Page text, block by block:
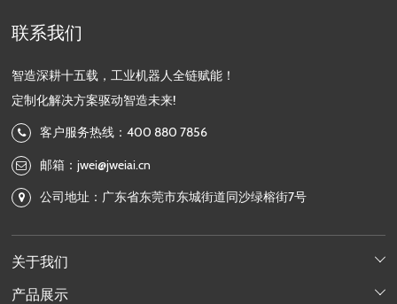
联系我们
智造深耕十五载，工业机器人全链赋能！
定制化解决方案驱动智造未来!
客户服务热线：400 880 7856
邮箱：jwei@jweiai.cn
公司地址：广东省东莞市东城街道同沙绿榕街7号
关于我们 
产品展示 